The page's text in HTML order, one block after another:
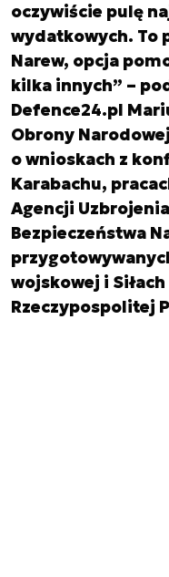
oczywiście pulę
wydatkowych. To
Narew, opcja
kilka innych” –
Defence24.pl
Obrony
o wnioskach z
Karabachu,
Agencji
Bezpieczeństwa
wojskowej i
Rzeczypospolitej